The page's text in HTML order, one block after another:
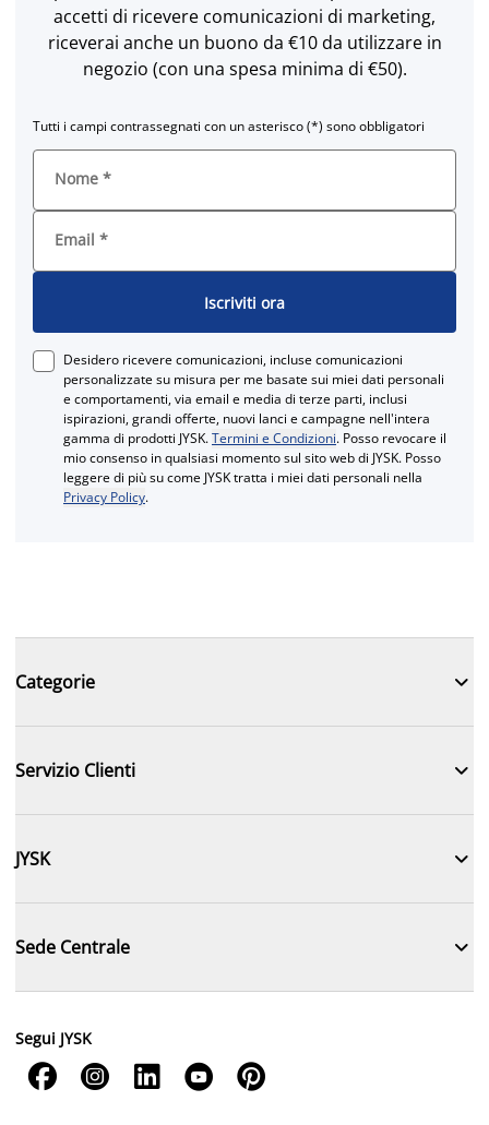
accetti di ricevere comunicazioni di marketing,
riceverai anche un buono da €10 da utilizzare in
negozio (con una spesa minima di €50).
Tutti i campi contrassegnati con un asterisco (*) sono obbligatori
Nome *
Email *
Iscriviti ora
Desidero ricevere comunicazioni, incluse comunicazioni
personalizzate su misura per me basate sui miei dati personali
e comportamenti, via email e media di terze parti, inclusi
ispirazioni, grandi offerte, nuovi lanci e campagne nell'intera
gamma di prodotti JYSK.Termini e Condizioni. Posso revocare il
mio consenso in qualsiasi momento sul sito web di JYSK. Posso
leggere di più su come JYSK tratta i miei dati personali nella
Privacy Policy.
Categorie 
Servizio Clienti 
JYSK 
Sede Centrale 
Segui JYSK
    